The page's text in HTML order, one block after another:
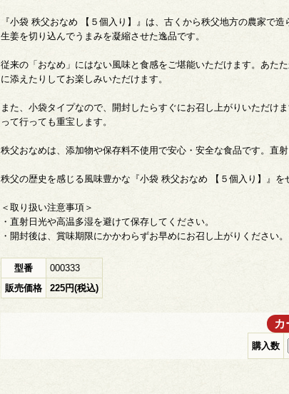
『小袋 秩父おなめ 【５個入り】』は、古くから秩父地方の農家で
生姜を切り込んでうまみを凝縮させた逸品です。
従来の「おなめ」にはない風味と食感をご堪能いただけます。あた
に添えたりしてお楽しみいただけます。
また、小袋タイプなので、開封したらすぐにお召し上がりいただけ
って行っても重宝します。
秩父おなめは、添加物や保存料不使用で安心・安全な食品です。直
秩父の歴史を感じる風味豊かな『小袋 秩父おなめ 【５個入り】』を
＜取り扱い注意事項＞
・直射日光や高温多湿を避けて保存してください。
・開封後は、賞味期限にかかわらずお早めにお召し上がりください。
型番
000333
販売価格
225円(税込)
購入数